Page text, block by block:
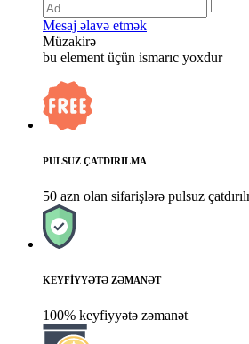
Mesaj əlavə etmək
Müzakirə
bu element üçün ismarıc yoxdur
PULSUZ ÇATDIRILMA
50 azn olan sifarişlərə pulsuz
KEYFİYYƏTƏ ZƏMANƏT
100% keyfiyyətə zəmanət